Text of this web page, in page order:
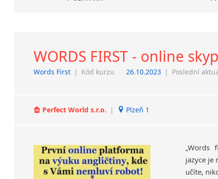
WORDS FIRST - online
Words First | Kód kurzu 26.10.2023 | Poslední
Perfect World s.r.o. | Plzeň 1
„Words
jazyce je